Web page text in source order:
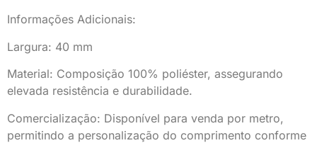
Informações Adicionais:
Largura: 40 mm
Material: Composição 100% poliéster, assegurando
elevada resistência e durabilidade.
Comercialização: Disponível para venda por metro,
permitindo a personalização do comprimento conforme